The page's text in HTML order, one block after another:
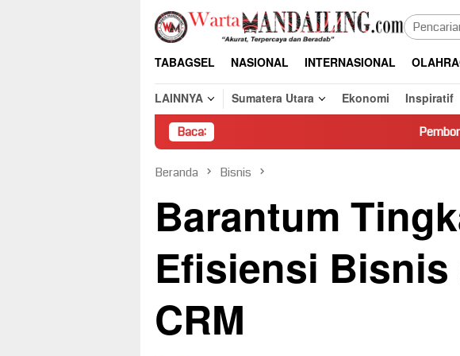
Loncat
konten
TABAGSEL NASIONAL INTERNASIONAL
LAINNYA
Sumatera Utara Ekonomi Inspiratif
Baca: Pembongkaran Paksa
Beranda Bisnis
Barantum
Efisiensi
CRM